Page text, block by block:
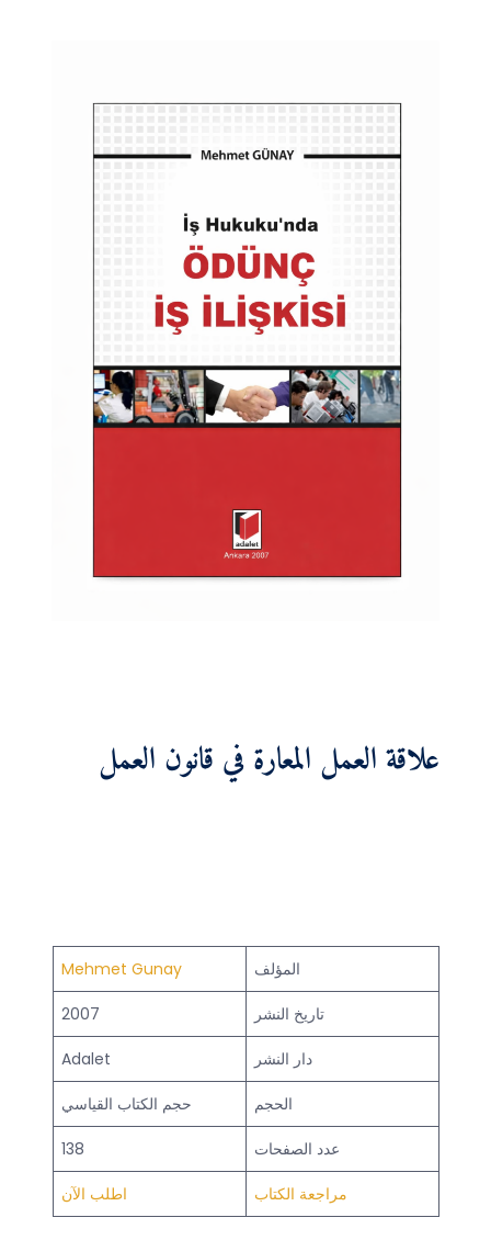
علاقة العمل المعارة في قانون العمل
المؤلف Mehmet Gunay
تاريخ النشر 2007
دار النشر Adalet
الحجم حجم الكتاب القياسي
عدد الصفحات 138
مراجعة الكتاب اطلب الآن